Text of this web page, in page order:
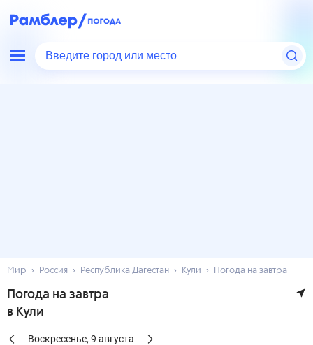
Введите город или место
Мир Россия Республика Дагестан Кули Погода на завтра
Погода на завтра
в Кули
Воскресенье, 9 августа